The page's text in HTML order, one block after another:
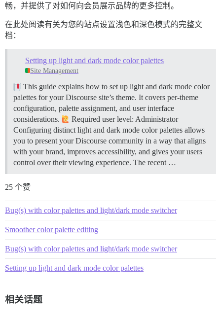
畅，并提供了对如何向会员展示品牌的更多控制。
在此处阅读有关为您的站点设置浅色和深色模式的完整文
档：
Setting up light and dark mode color palettes
Site Management
This guide explains how to set up light and dark mode color
palettes for your Discourse site’s theme. It covers per-theme
configuration, palette assignment, and user interface
considerations.
Required user level: Administrator
Configuring distinct light and dark mode color palettes allows
you to present your Discourse community in a way that aligns
with your brand, improves accessibility, and gives your users
control over their viewing experience. The recent …
25 个赞
Bug(s) with color palettes and light/dark mode switcher
Smoother color palette editing
Bug(s) with color palettes and light/dark mode switcher
Setting up light and dark mode color palettes
相关话题